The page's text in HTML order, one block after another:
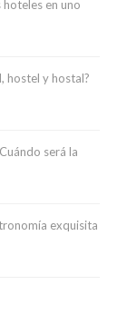
hoteles en uno
hostel y hostal?
será la
exquisita